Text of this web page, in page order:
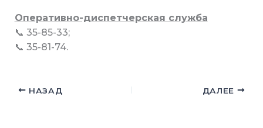
Оперативно-диспетчерская служба
📞 35-85-33;
📞 35-81-74.
НАЗАД ДАЛЕЕ